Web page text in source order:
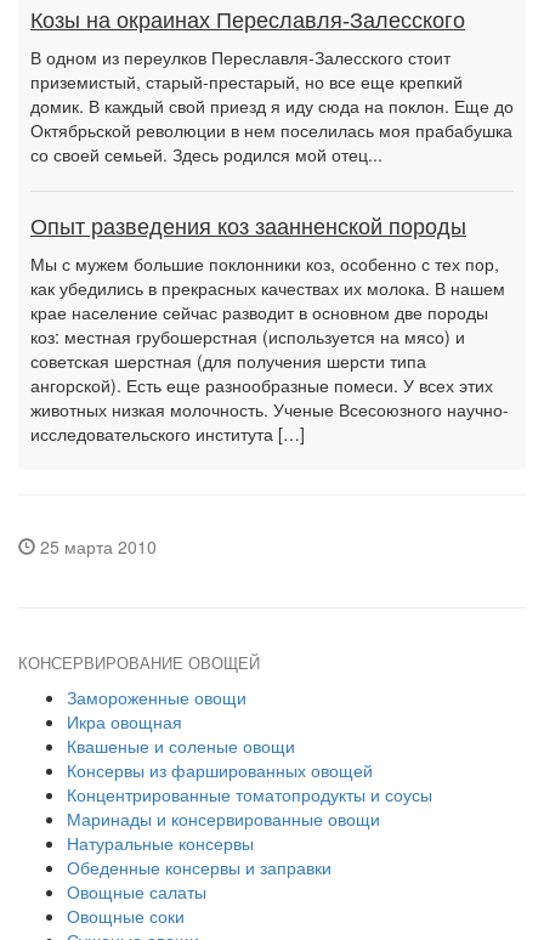
Козы на окраинах Переславля-Залесского
В одном из переулков Переславля-Залесского стоит
приземистый, старый-престарый, но все еще крепкий
домик. В каждый свой приезд я иду сюда на поклон. Еще до
Октябрьской революции в нем поселилась моя прабабушка
со своей семьей. Здесь родился мой отец...
Опыт разведения коз заанненской породы
Мы с мужем большие поклонники коз, особенно с тех пор,
как убедились в прекрасных качествах их молока. В нашем
крае население сейчас разводит в основном две породы
коз: местная грубошерстная (используется на мясо) и
советская шерстная (для получения шерсти типа
ангорской). Есть еще разнообразные помеси. У всех этих
животных низкая молочность. Ученые Всесоюзного научно-
исследовательского института […]
25 марта 2010
КОНСЕРВИРОВАНИЕ ОВОЩЕЙ
Замороженные овощи
Икра овощная
Квашеные и соленые овощи
Консервы из фаршированных овощей
Концентрированные томатопродукты и соусы
Маринады и консервированные овощи
Натуральные консервы
Обеденные консервы и заправки
Овощные салаты
Овощные соки